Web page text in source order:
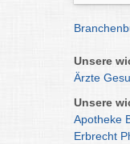
Unsere
Ärzte
Unsere
Apotheke
Erbrecht